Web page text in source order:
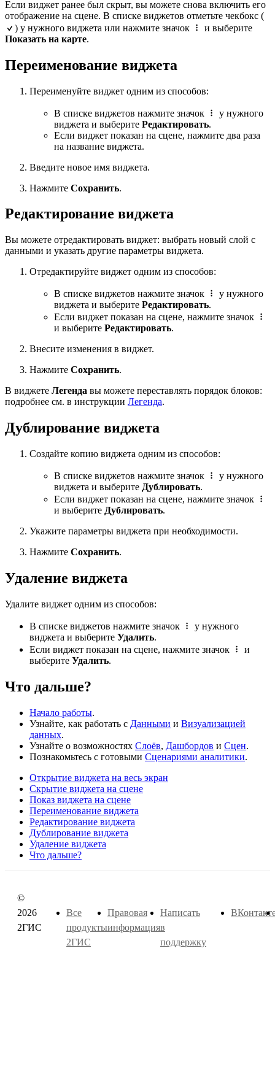
Если виджет ранее был скрыт, вы можете снова включить его
отображение на сцене. В списке виджетов отметьте чекбокс (
) у нужного виджета или нажмите значок
и выберите
Показать на карте.
Переименование виджета
Переименуйте виджет одним из способов:
В списке виджетов нажмите значок
у нужного
виджета и выберите Редактировать.
Если виджет показан на сцене, нажмите два раза
на название виджета.
Введите новое имя виджета.
Нажмите Сохранить.
Редактирование виджета
Вы можете отредактировать виджет: выбрать новый слой с
данными и указать другие параметры виджета.
Отредактируйте виджет одним из способов:
В списке виджетов нажмите значок
у нужного
виджета и выберите Редактировать.
Если виджет показан на сцене, нажмите значок
и выберите Редактировать.
Внесите изменения в виджет.
Нажмите Сохранить.
В виджете Легенда вы можете переставлять порядок блоков:
подробнее см. в инструкции Легенда.
Дублирование виджета
Создайте копию виджета одним из способов:
В списке виджетов нажмите значок
у нужного
виджета и выберите Дублировать.
Если виджет показан на сцене, нажмите значок
и выберите Дублировать.
Укажите параметры виджета при необходимости.
Нажмите Сохранить.
Удаление виджета
Удалите виджет одним из способов:
В списке виджетов нажмите значок
у нужного
виджета и выберите Удалить.
Если виджет показан на сцене, нажмите значок
и
выберите Удалить.
Что дальше?
Начало работы.
Узнайте, как работать с Данными и Визуализацией
данных.
Узнайте о возможностях Слоёв, Дашбордов и Сцен.
Познакомьтесь с готовыми Сценариями аналитики.
Открытие виджета на весь экран
Скрытие виджета на сцене
Показ виджета на сцене
Переименование виджета
Редактирование виджета
Дублирование виджета
Удаление виджета
Что дальше?
©
2026
2ГИС
Все
продукты
2ГИС
Правовая
информация
Написать
в
поддержку